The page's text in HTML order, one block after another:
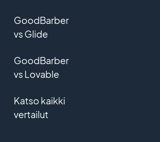
GoodBarber
vs Glide
GoodBarber
vs Lovable
Katso kaikki
vertailut